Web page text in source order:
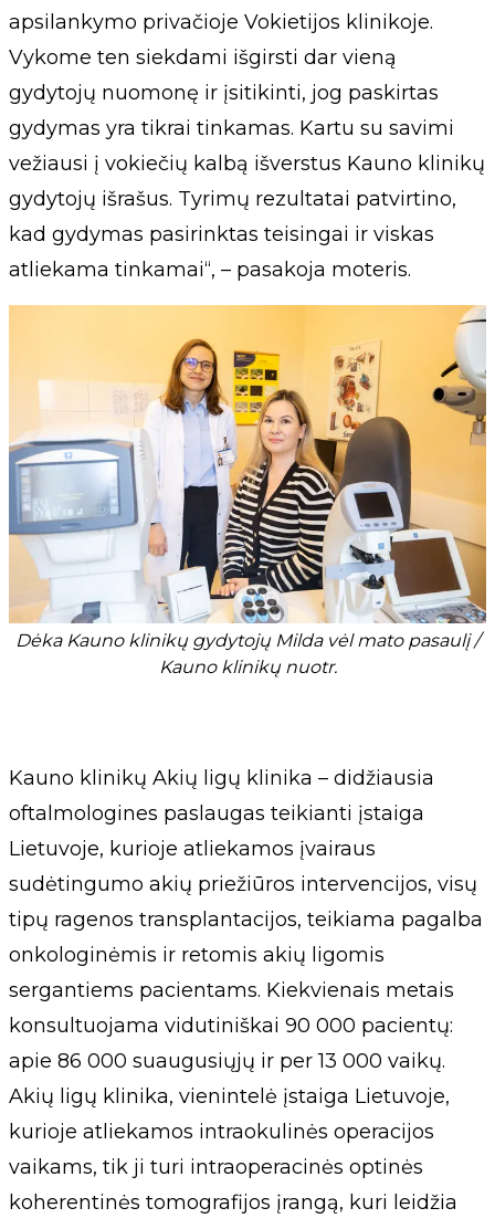
apsilankymo privačioje Vokietijos klinikoje.
Vykome ten siekdami išgirsti dar vieną
gydytojų nuomonę ir įsitikinti, jog paskirtas
gydymas yra tikrai tinkamas. Kartu su savimi
vežiausi į vokiečių kalbą išverstus Kauno klinikų
gydytojų išrašus. Tyrimų rezultatai patvirtino,
kad gydymas pasirinktas teisingai ir viskas
atliekama tinkamai“, – pasakoja moteris.
Dėka Kauno klinikų gydytojų Milda vėl mato pasaulį /
Kauno klinikų nuotr.
Kauno klinikų Akių ligų klinika – didžiausia
oftalmologines paslaugas teikianti įstaiga
Lietuvoje, kurioje atliekamos įvairaus
sudėtingumo akių priežiūros intervencijos, visų
tipų ragenos transplantacijos, teikiama pagalba
onkologinėmis ir retomis akių ligomis
sergantiems pacientams. Kiekvienais metais
konsultuojama vidutiniškai 90 000 pacientų:
apie 86 000 suaugusiųjų ir per 13 000 vaikų.
Akių ligų klinika, vienintelė įstaiga Lietuvoje,
kurioje atliekamos intraokulinės operacijos
vaikams, tik ji turi intraoperacinės optinės
koherentinės tomografijos įrangą, kuri leidžia